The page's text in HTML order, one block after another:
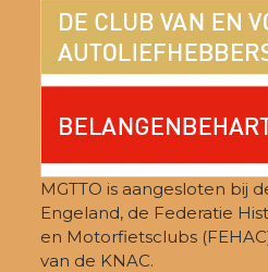
MGTTO is aangesloten bij
Engeland, de Federatie
en Motorfietsclubs
van de KNAC.